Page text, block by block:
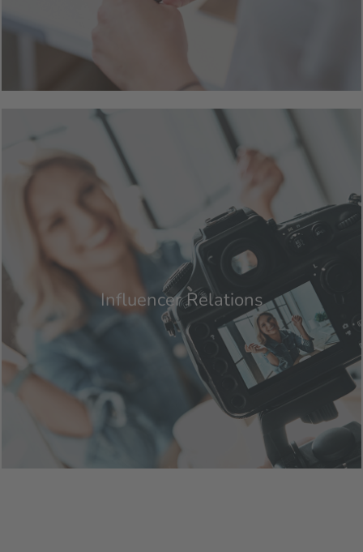
Influencer Relations